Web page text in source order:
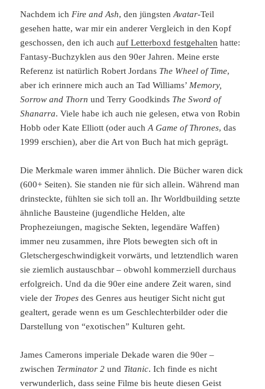
Nachdem ichFire and Ash, den jüngstenAvatar-Teil
gesehen hatte, war mir ein anderer Vergleich in den Kopf
geschossen, den ich auchauf Letterboxd festgehalten hatte:
Fantasy-Buchzyklen aus den 90er Jahren. Meine erste
Referenz ist natürlich Robert Jordans The Wheel of Time,
aber ich erinnere mich auch an Tad Williams’Memory,
Sorrow and Thorn und Terry Goodkinds The Sword of
Shanarra. Viele habe ich auch nie gelesen, etwa von Robin
Hobb oder Kate Elliott (oder auchA Game of Thrones, das
1999 erschien), aber die Art von Buch hat mich geprägt.
Die Merkmale waren immer ähnlich. Die Bücher waren dick
(600+ Seiten). Sie standen nie für sich allein. Während man
drinsteckte, fühlten sie sich toll an. Ihr Worldbuilding setzte
ähnliche Bausteine (jugendliche Helden, alte
Prophezeiungen, magische Sekten, legendäre Waffen)
immer neu zusammen, ihre Plots bewegten sich oft in
Gletschergeschwindigkeit vorwärts, und letztendlich waren
sie ziemlich austauschbar – obwohl kommerziell durchaus
erfolgreich. Und da die 90er eine andere Zeit waren, sind
viele der Tropesdes Genres aus heutiger Sicht nicht gut
gealtert, gerade wenn es um Geschlechterbilder oder die
Darstellung von “exotischen” Kulturen geht.
James Camerons imperiale Dekade waren die 90er –
zwischen Terminator 2 und Titanic. Ich finde es nicht
verwunderlich, dass seine Filme bis heute diesen Geist